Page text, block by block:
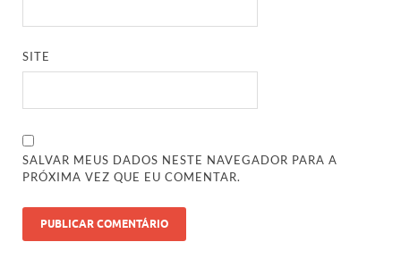
SITE
SALVAR MEUS DADOS NESTE NAVEGADOR PARA A
PRÓXIMA VEZ QUE EU COMENTAR.